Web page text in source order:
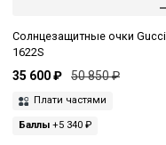
Солнцезащитные очки Gucci
1622S
35 600 ₽ 50 850 ₽
Плати частями
Баллы +5 340 ₽